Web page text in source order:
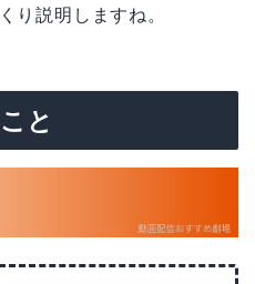
り説明しますね。
と